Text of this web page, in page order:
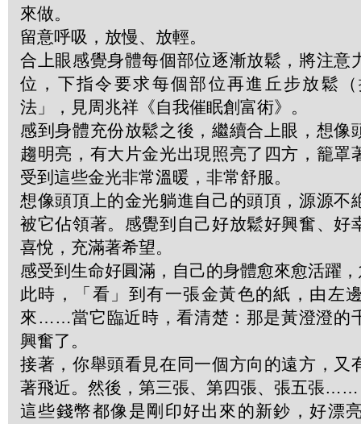
來做。
留意呼吸，放慢、放輕。
合上眼感覺身體每個部位逐漸放鬆，將注意
位，下指令要求每個部位再進丘步放鬆
法」，見周兆祥《自我催眠創富術》。
感到身體充份放鬆之後，繼續合上眼，想像
趨明亮，有大片金光出現照亮了四方，籠罩
受到這些金光非常溫暖，非常舒服。
想像頭頂上的金光躺進自己的頭頂，源源不
被它佔領著。感覺到自己好放鬆好興奮、好
喜悅，充滿著希望。
感受到生命好圓滿，自己的身體愈來愈活躍
此時，「看」到有一張金黃色的紙，由左
來……當它臨近時，看清楚：那是黃澄澄的
興奮了。
接著，你舉頭看見在同一個方向的遠方，又
著飛近。然後，第三張、第四張、張五張……
這些錢幣都像是剛印好出來的新鈔，好漂